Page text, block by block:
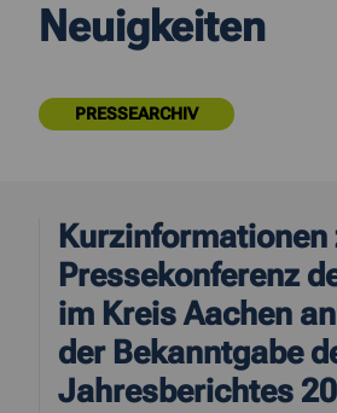
Neuigkeiten
PRESSEARCHIV
Kurzinformationen
Pressekonferenz
im Kreis Aachen
der Bekanntgabe
Jahresberichtes